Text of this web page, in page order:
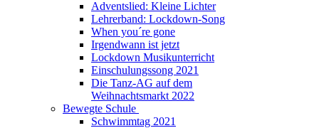
Adventslied: Kleine Lichter
Lehrerband: Lockdown-Song
When you´re gone
Irgendwann ist jetzt
Lockdown Musikunterricht
Einschulungssong 2021
Die Tanz-AG auf dem
Weihnachtsmarkt 2022
Bewegte Schule
Schwimmtag 2021